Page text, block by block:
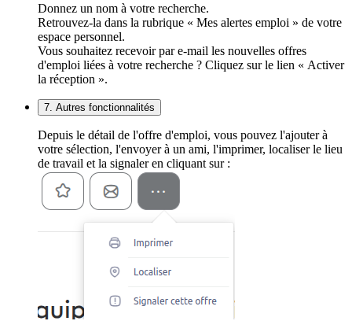
Donnez un nom à votre recherche.
Retrouvez-la dans la rubrique « Mes alertes emploi » de votre
espace personnel.
Vous souhaitez recevoir par e-mail les nouvelles offres
d'emploi liées à votre recherche ? Cliquez sur le lien « Activer
la réception ».
7. Autres fonctionnalités
Depuis le détail de l'offre d'emploi, vous pouvez l'ajouter à
votre sélection, l'envoyer à un ami, l'imprimer, localiser le lieu
de travail et la signaler en cliquant sur :